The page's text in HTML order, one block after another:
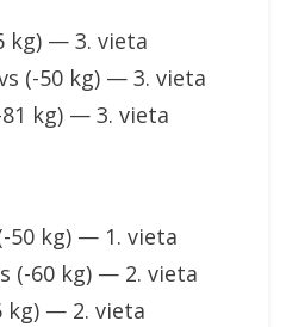
kg) — 3. vieta
(-50 kg) — 3. vieta
kg) — 3. vieta
50 kg) — 1. vieta
(-60 kg) — 2. vieta
kg) — 2. vieta